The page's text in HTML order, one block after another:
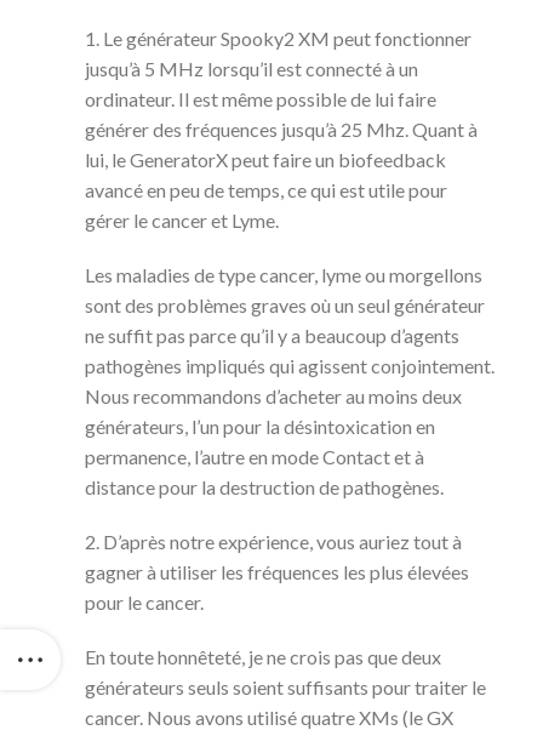
1. Le générateur Spooky2 XM peut fonctionner
jusqu’à 5 MHz lorsqu’il est connecté à un
ordinateur. Il est même possible de lui faire
générer des fréquences jusqu’à 25 Mhz. Quant à
lui, le GeneratorX peut faire un biofeedback
avancé en peu de temps, ce qui est utile pour
gérer le cancer et Lyme.
Les maladies de type cancer, lyme ou morgellons
sont des problèmes graves où un seul générateur
ne suffit pas parce qu’il y a beaucoup d’agents
pathogènes impliqués qui agissent conjointement.
Nous recommandons d’acheter au moins deux
générateurs, l’un pour la désintoxication en
permanence, l’autre en mode Contact et à
distance pour la destruction de pathogènes.
2. D’après notre expérience, vous auriez tout à
gagner à utiliser les fréquences les plus élevées
pour le cancer.
En toute honnêteté, je ne crois pas que deux
générateurs seuls soient suffisants pour traiter le
cancer. Nous avons utilisé quatre XMs (le GX